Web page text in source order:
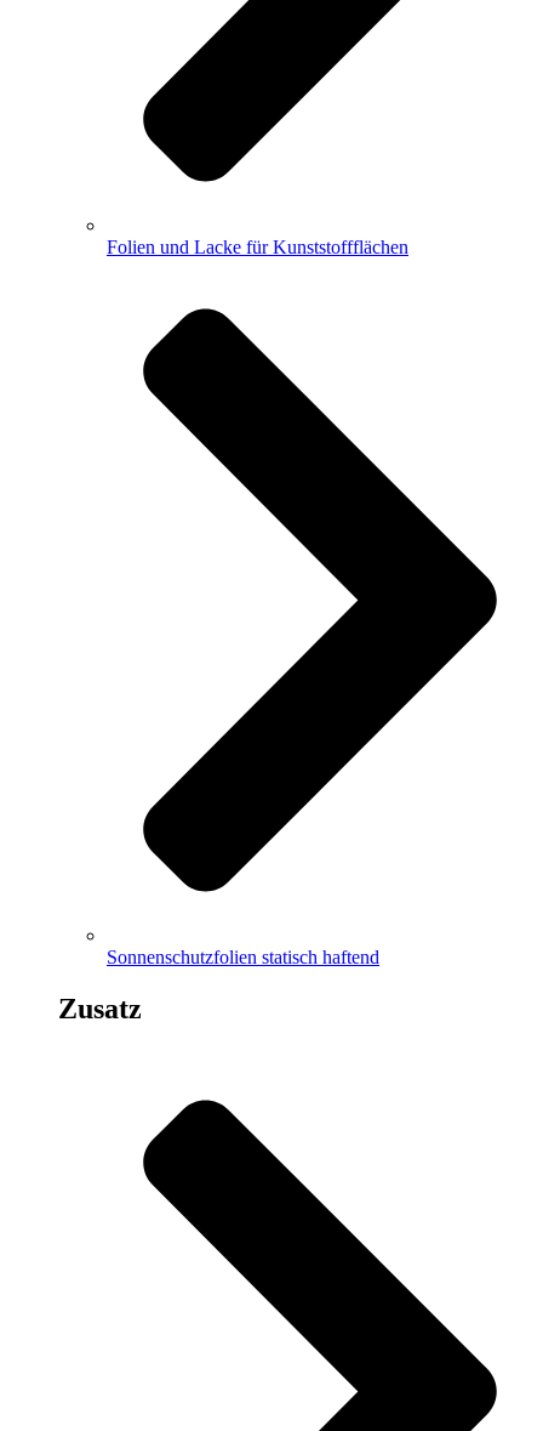
Folien und Lacke für Kunststoffflächen
Sonnenschutzfolien statisch haftend
Zusatz